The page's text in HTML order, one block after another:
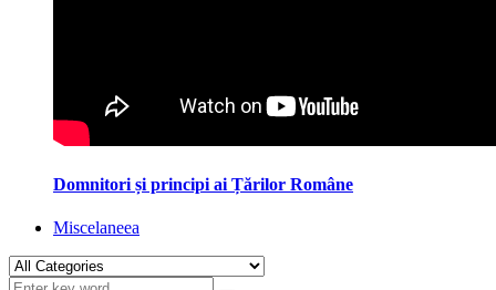
Domnitori și principi ai Țărilor Române
Miscelaneea